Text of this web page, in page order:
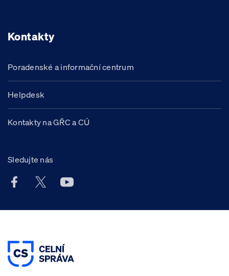
Kontakty
Poradenské a informační centrum
Helpdesk
Kontakty na GŘC a CÚ
Sledujte nás
Facebook účet Celní správy ČR
X účet Celní správy ČR
Youtube účet Celní správy ČR